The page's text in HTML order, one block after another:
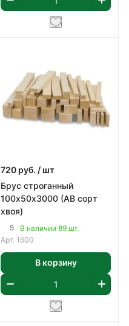
720 руб. / шт
Брус строганный
100х50х3000 (АВ сорт
хвоя)
5
В наличии 89 шт.
Арт. 1600
В корзину